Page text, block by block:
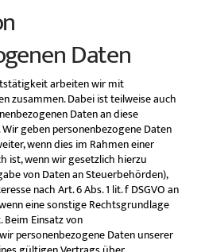
Daten
arbeiten wir mit
zusammen. Dabei ist teilweise auch
Daten an diese
geben personenbezogene Daten
wenn dies im Rahmen einer
wenn wir gesetzlich hierzu
von Daten an Steuerbehörden),
nach Art. 6 Abs. 1 lit. f DSGVO an
eine sonstige Rechtsgrundlage
Einsatz von
personenbezogene Daten unserer